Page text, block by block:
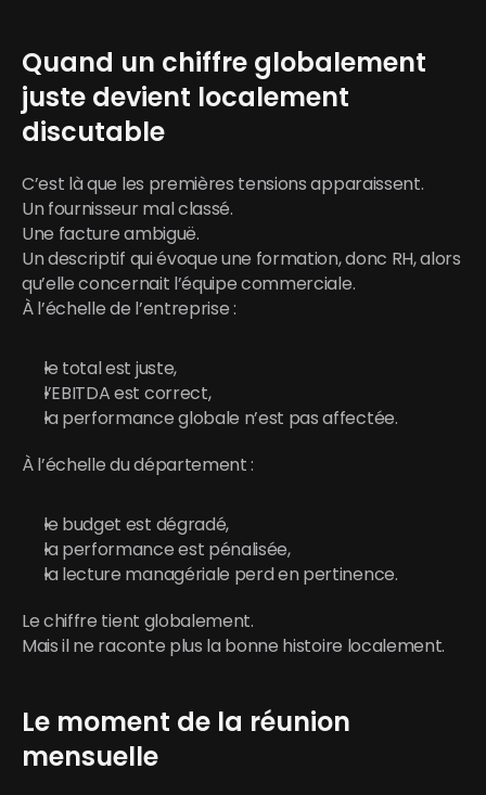
Quand un chiffre globalement
juste devient localement
discutable
C’est là que les premières tensions apparaissent.
Un fournisseur mal classé.
Une facture ambiguë.
Un descriptif qui évoque une formation, donc RH, alors
qu’elle concernait l’équipe commerciale.
À l’échelle de l’entreprise :
le total est juste,
l’EBITDA est correct,
la performance globale n’est pas affectée.
À l’échelle du département :
le budget est dégradé,
la performance est pénalisée,
la lecture managériale perd en pertinence.
Le chiffre tient globalement.
Mais il ne raconte plus la bonne histoire localement.
Le moment de la réunion
mensuelle